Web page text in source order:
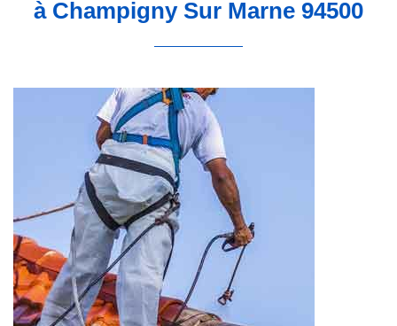
à Champigny Sur Marne 94500